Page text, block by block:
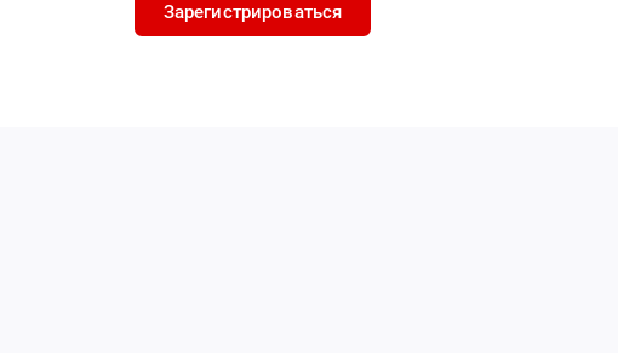
Зарегистрироваться